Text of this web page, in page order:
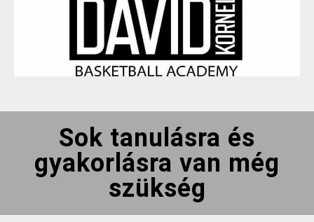
Sok tanulásra és
gyakorlásra van még
szükség